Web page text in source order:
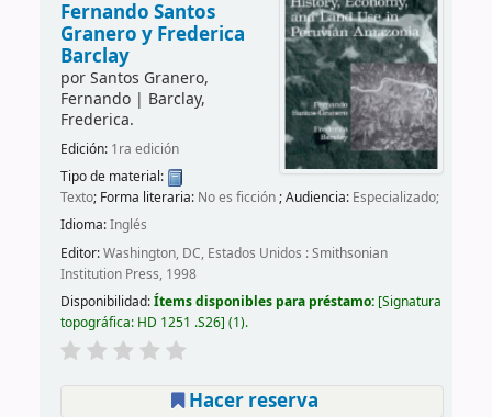
Fernando Santos
Granero y Frederica
Barclay
porSantos Granero,
Fernando| Barclay,
Frederica.
Edición: 1ra edición
Tipo de material:
Texto; Forma literaria: No es ficción; Audiencia: Especializado;
Idioma:Inglés
Editor:Washington, DC, Estados Unidos : Smithsonian
Institution Press, 1998
Disponibilidad:Ítems disponibles para préstamo: Signatura
topográfica: HD 1251 .S26 (1).
Hacer reserva